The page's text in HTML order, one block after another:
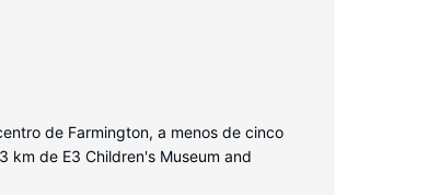
de Farmington, a menos de cinco
km de E3 Children's Museum and